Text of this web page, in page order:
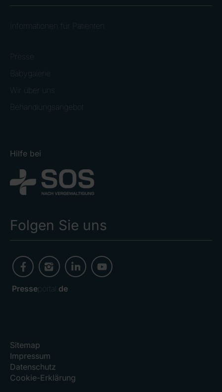
Informationen für Patienten
Presse
Babygalerie
Wir über uns
Behandlungsangebot
Hilfe bei
Folgen Sie uns
Presseportal. de
Sitemap
Impressum
Datenschutz
Cookie-Erklärung